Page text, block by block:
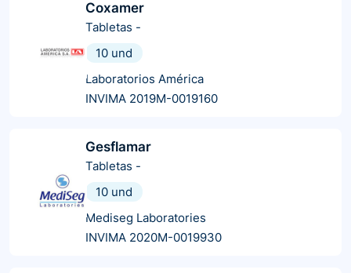
Coxamer
Tabletas -
10 und
Laboratorios América
INVIMA 2019M-0019160
Gesflamar
Tabletas -
10 und
Mediseg Laboratories
INVIMA 2020M-0019930